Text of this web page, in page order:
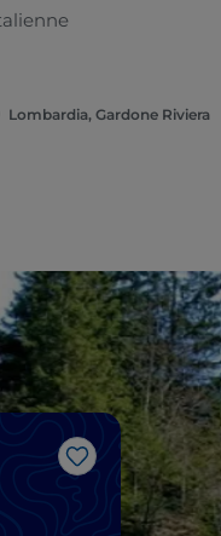
Lombardia, Gardone Riviera
J’aime